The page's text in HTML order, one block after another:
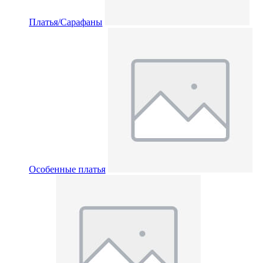
Платья/Сарафаны
Особенные платья